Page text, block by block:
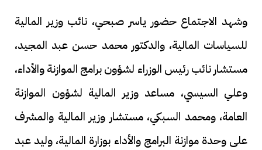
وشهد الاجتماع حضور ياسر صبحي، نائب وزير المالية
للسياسات المالية، والدكتور محمد حسن عبد المجيد،
مستشار نائب رئيس الوزراء لشؤون برامج الموازنة والأداء،
وعلي السيسي، مساعد وزير المالية لشؤون الموازنة
العامة، ومحمد السبكي، مستشار وزير المالية والمشرف
على وحدة موازنة البرامج والأداء بوزارة المالية، وليد عبد